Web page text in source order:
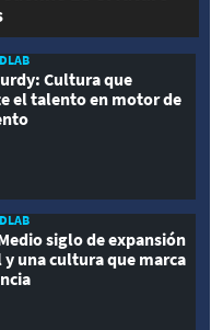
Cultura que
el talento en motor de
siglo de expansión
una cultura que marca